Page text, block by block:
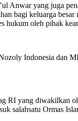
Anwar yang juga
bagi keluarga
hukum oleh pihak
Indonesia dan
RI yang diwakilkan
salahsatu Ormas